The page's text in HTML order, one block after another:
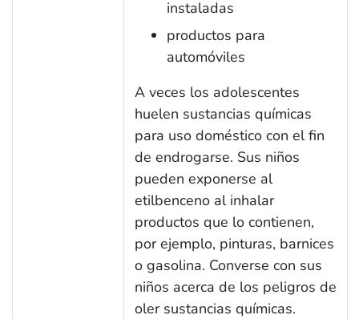
instaladas
productos para
automóviles
A veces los adolescentes
huelen sustancias químicas
para uso doméstico con el fin
de endrogarse. Sus niños
pueden exponerse al
etilbenceno al inhalar
productos que lo contienen,
por ejemplo, pinturas, barnices
o gasolina. Converse con sus
niños acerca de los peligros de
oler sustancias químicas.